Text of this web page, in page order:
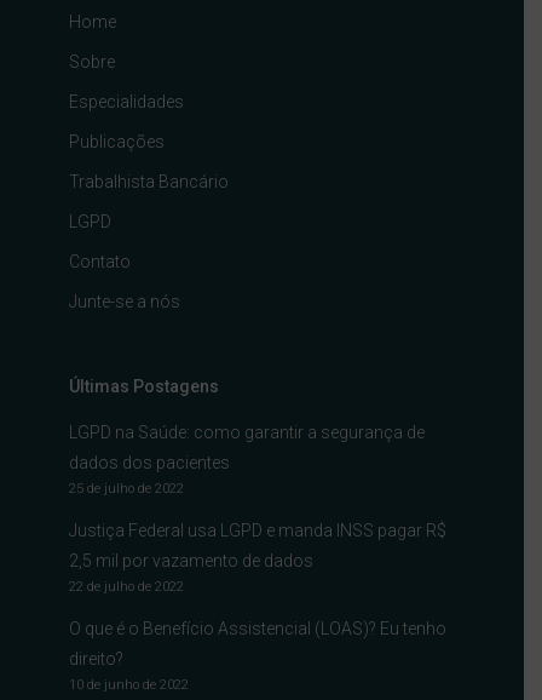
Home
Sobre
Especialidades
Publicações
Trabalhista Bancário
LGPD
Contato
Junte-se a nós
Últimas Postagens
LGPD na Saúde: como garantir a segurança de
dados dos pacientes
25 de julho de 2022
Justiça Federal usa LGPD e manda INSS pagar R$
2,5 mil por vazamento de dados
22 de julho de 2022
O que é o Benefício Assistencial (LOAS)? Eu tenho
direito?
10 de junho de 2022